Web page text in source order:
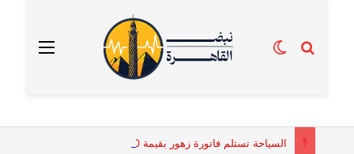
القائمة بحث عنالوضع المظلم